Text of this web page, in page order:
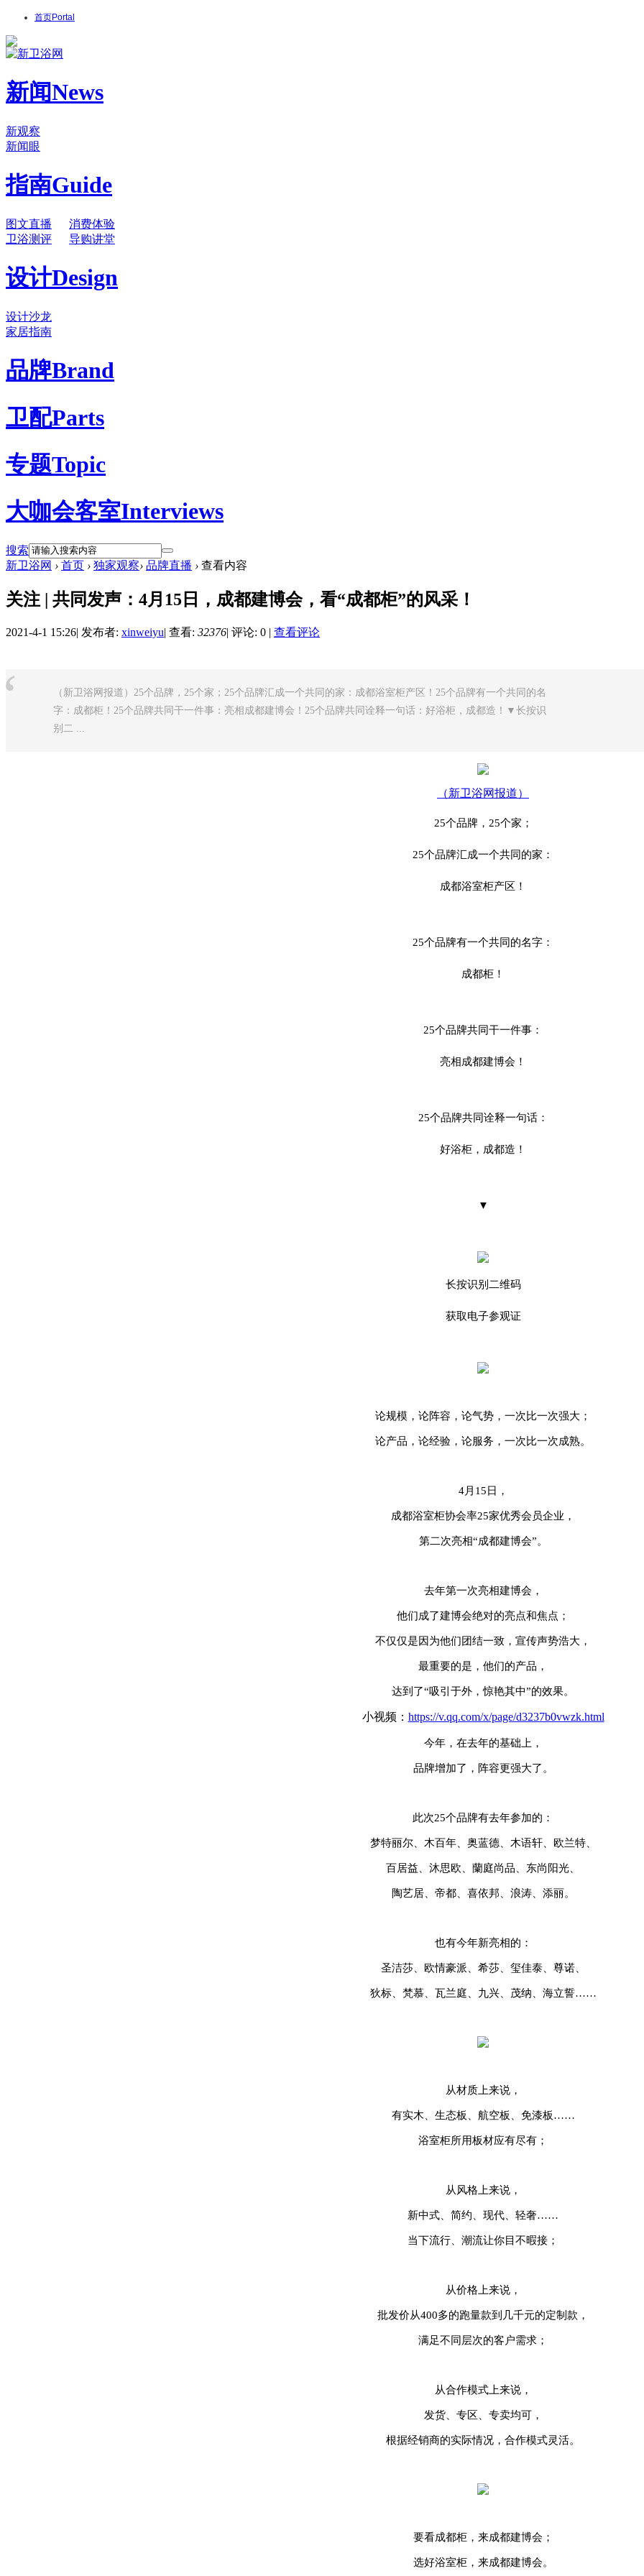
首页Portal
新闻News
新观察
新闻眼
指南Guide
图文直播
消费体验
卫浴测评
导购讲堂
设计Design
设计沙龙
家居指南
品牌Brand
卫配Parts
专题Topic
大咖会客室Interviews
搜索
新卫浴网 › 首页 › 独家观察› 品牌直播 › 查看内容
关注 | 共同发声：4月15日，成都建博会，看“成都柜”的风采！
2021-4-1 15:26| 发布者: xinweiyu| 查看: 32376| 评论: 0 | 查看评论
（新卫浴网报道）25个品牌，25个家；25个品牌汇成一个共同的家：成都浴室柜产区！25个品牌有一个共同的名
字：成都柜！25个品牌共同干一件事：亮相成都建博会！25个品牌共同诠释一句话：好浴柜，成都造！▼长按识
别二 ...
（新卫浴网报道）
25个品牌，25个家；
25个品牌汇成一个共同的家：
成都浴室柜产区！
25个品牌有一个共同的名字：
成都柜！
25个品牌共同干一件事：
亮相成都建博会！
25个品牌共同诠释一句话：
好浴柜，成都造！
▼
长按识别二维码
获取电子参观证
论规模，论阵容，论气势，一次比一次强大；
论产品，论经验，论服务，一次比一次成熟。
4月15日，
成都浴室柜协会率25家优秀会员企业，
第二次亮相“成都建博会”。
去年第一次亮相建博会，
他们成了建博会绝对的亮点和焦点；
不仅仅是因为他们团结一致，宣传声势浩大，
最重要的是，他们的产品，
达到了“吸引于外，惊艳其中”的效果。
小视频： https://v.qq.com/x/page/d3237b0vwzk.html
今年，在去年的基础上，
品牌增加了，阵容更强大了。
此次25个品牌有去年参加的：
梦特丽尔、木百年、奥蓝德、木语轩、欧兰特、
百居益、沐思欧、蘭庭尚品、东尚阳光、
陶艺居、帝都、喜依邦、浪涛、添丽。
也有今年新亮相的：
圣洁莎、欧情豪派、希莎、玺佳泰、尊诺、
狄标、梵慕、瓦兰庭、九兴、茂纳、海立誓……
从材质上来说，
有实木、生态板、航空板、免漆板……
浴室柜所用板材应有尽有；
从风格上来说，
新中式、简约、现代、轻奢……
当下流行、潮流让你目不暇接；
从价格上来说，
批发价从400多的跑量款到几千元的定制款，
满足不同层次的客户需求；
从合作模式上来说，
发货、专区、专卖均可，
根据经销商的实际情况，合作模式灵活。
要看成都柜，来成都建博会；
选好浴室柜，来成都建博会。